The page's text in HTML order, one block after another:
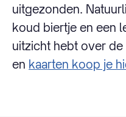
uitgezonden.
koud biertje en een
uitzicht hebt over de
en kaarten koop je